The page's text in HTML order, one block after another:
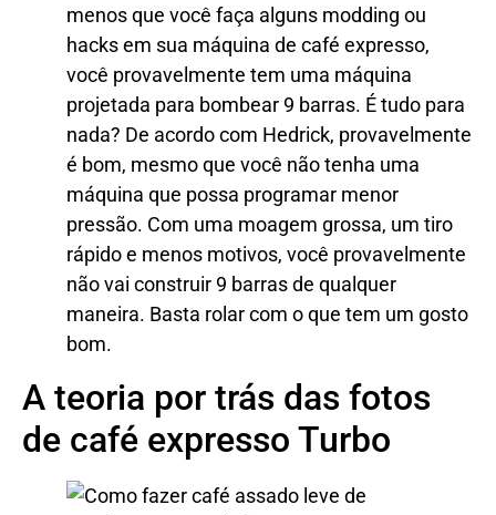
menos que você faça alguns modding ou
hacks em sua máquina de café expresso,
você provavelmente tem uma máquina
projetada para bombear 9 barras. É tudo para
nada? De acordo com Hedrick, provavelmente
é bom, mesmo que você não tenha uma
máquina que possa programar menor
pressão. Com uma moagem grossa, um tiro
rápido e menos motivos, você provavelmente
não vai construir 9 barras de qualquer
maneira. Basta rolar com o que tem um gosto
bom.
A teoria por trás das fotos
de café expresso Turbo